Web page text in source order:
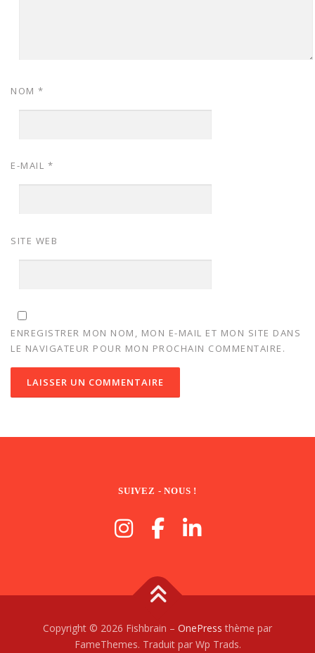
NOM *
E-MAIL *
SITE WEB
ENREGISTRER MON NOM, MON E-MAIL ET MON SITE DANS
LE NAVIGATEUR POUR MON PROCHAIN COMMENTAIRE.
SUIVEZ - NOUS !
Copyright © 2026 Fishbrain – OnePress thème par
FameThemes. Traduit par Wp Trads.